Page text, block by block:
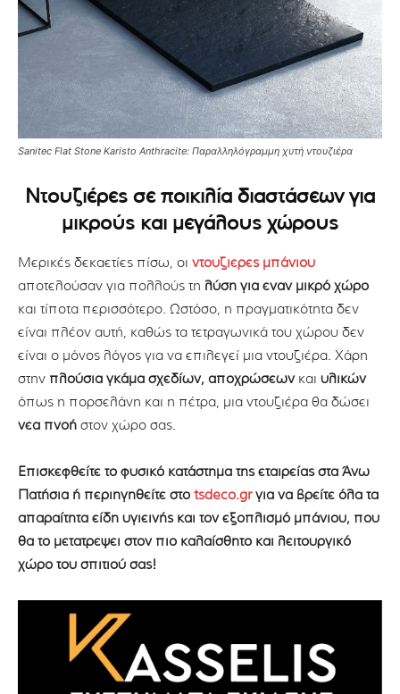
Sanitec Flat Stone Karisto Anthracite: Παραλληλόγραμμη χυτή ντουζιέρα
Ντουζιέρες σε ποικιλία διαστάσεων για
μικρούς και μεγάλους χώρους
Μερικές δεκαετίες πίσω, οι ντουζιέρες μπάνιου
αποτελούσαν για πολλούς τη λύση για έναν μικρό χώρο
και τίποτα περισσότερο. Ωστόσο, η πραγματικότητα δεν
είναι πλέον αυτή, καθώς τα τετραγωνικά του χώρου δεν
είναι ο μόνος λόγος για να επιλεγεί μια ντουζιέρα. Χάρη
στην πλούσια γκάμα σχεδίων, αποχρώσεωνκαι υλικών
όπως η πορσελάνη και η πέτρα, μια ντουζιέρα θα δώσει
νέα πνοή στον χώρο σας.
Επισκεφθείτε το φυσικό κατάστημα της εταιρείας στα Άνω
Πατήσια ή περιηγηθείτε στο tsdeco.grγια να βρείτε όλα τα
απαραίτητα είδη υγιεινής και τον εξοπλισμό μπάνιου, που
θα το μετατρέψει στον πιο καλαίσθητο και λειτουργικό
χώρο του σπιτιού σας!